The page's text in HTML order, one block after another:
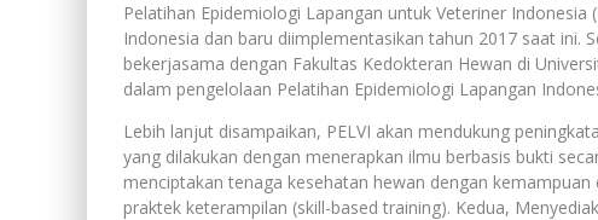
Pelatihan Epidemiologi Lapangan untuk Veteriner Indonesia
Indonesia dan baru diimplementasikan tahun 2017 saat ini.
bekerjasama dengan Fakultas Kedokteran Hewan di
dalam pengelolaan Pelatihan Epidemiologi Lapangan
Lebih lanjut disampaikan, PELVI akan mendukung
yang dilakukan dengan menerapkan ilmu berbasis bukti
menciptakan tenaga kesehatan hewan dengan
praktek keterampilan (skill-based training). Kedua,